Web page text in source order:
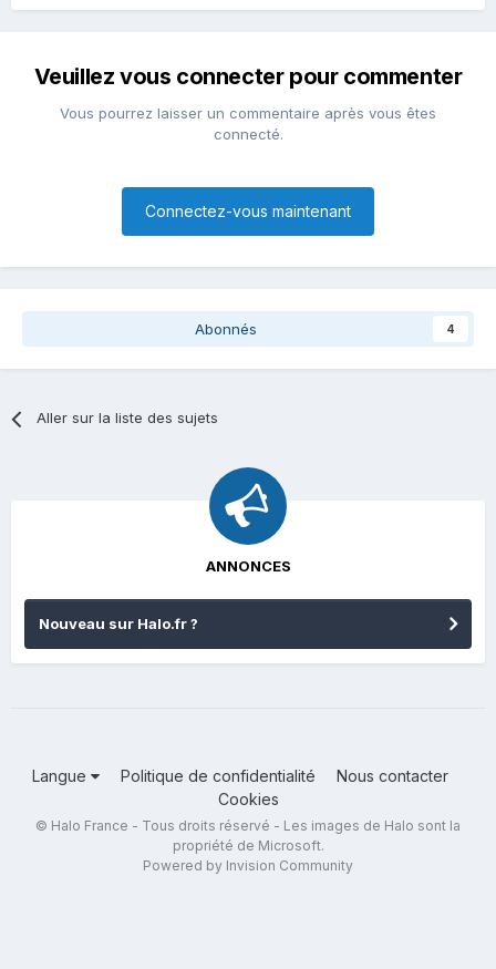
Veuillez vous connecter pour commenter
Vous pourrez laisser un commentaire après vous êtes
connecté.
Connectez-vous maintenant
Abonnés 4
Aller sur la liste des sujets
ANNONCES
Nouveau sur Halo.fr ?
Langue Politique de confidentialité
Nous contacter
Cookies
© Halo France - Tous droits réservé - Les images de Halo sont la
propriété de Microsoft.
Powered by Invision Community